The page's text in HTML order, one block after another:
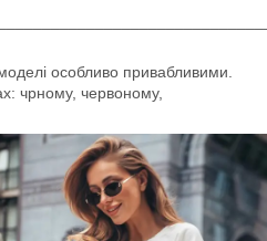
особливо привабливими.
чрному, червоному,